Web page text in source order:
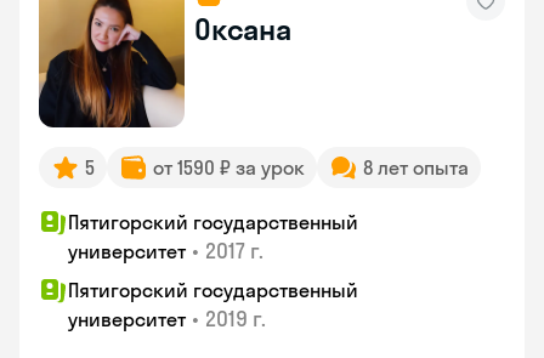
Оксана
5 от 1590 ₽ за урок 8 лет опыта
Пятигорский государственный
университет • 2017 г.
Пятигорский государственный
университет • 2019 г.